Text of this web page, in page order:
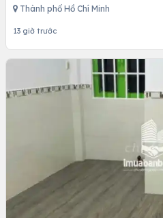
Thành phố Hồ Chí Minh
13 giờ trước